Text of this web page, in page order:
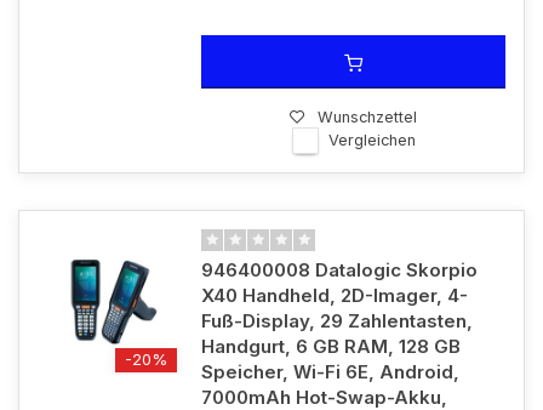
Wunschzettel
Vergleichen
-20%
946400008 Datalogic Skorpio
X40 Handheld, 2D-Imager, 4-
Fuß-Display, 29 Zahlentasten,
Handgurt, 6 GB RAM, 128 GB
Speicher, Wi-Fi 6E, Android,
7000mAh Hot-Swap-Akku,